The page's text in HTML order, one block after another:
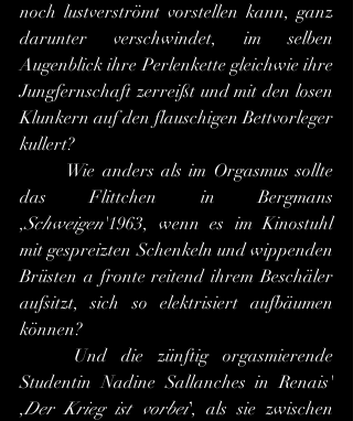
noch lustverströmt vorstellen kann, ganz
darunter verschwindet, im selben
Augenblick ihre Perlenkette gleichwie ihre
Jungfernschaft zerreißt und mit den losen
Klunkern auf den flauschigen Bettvorleger
kullert?
das Flittchen in Bergmans
,Schweigen'1963, wenn es im Kinostuhl
mit gespreizten Schenkeln und wippenden
Brüsten a fronte reitend ihrem Beschäler
aufsitzt, sich so elektrisiert aufbäumen
können?
Studentin Nadine Sallanches in Renais'
,Der Krieg ist vorbei', als sie zwischen